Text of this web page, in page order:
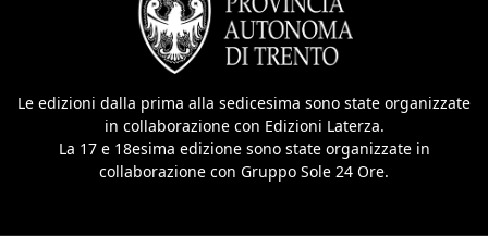
Le edizioni dalla prima alla sedicesima sono state organizzate
in collaborazione con Edizioni Laterza.
La 17 e 18esima edizione sono state organizzate in
collaborazione con Gruppo Sole 24 Ore.